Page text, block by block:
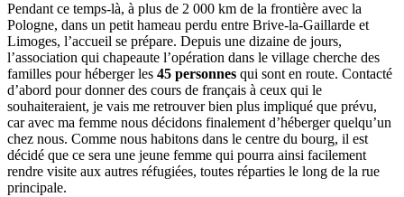
Pendant ce temps-là, à plus de 2 000 km de la frontière avec la
Pologne, dans un petit hameau perdu entre Brive-la-Gaillarde et
Limoges, l’accueil se prépare. Depuis une dizaine de jours,
l’association qui chapeaute l’opération dans le village cherche des
familles pour héberger les 45 personnes qui sont en route. Contacté
d’abord pour donner des cours de français à ceux qui le
souhaiteraient, je vais me retrouver bien plus impliqué que prévu,
car avec ma femme nous décidons finalement d’héberger quelqu’un
chez nous. Comme nous habitons dans le centre du bourg, il est
décidé que ce sera une jeune femme qui pourra ainsi facilement
rendre visite aux autres réfugiées, toutes réparties le long de la rue
principale.